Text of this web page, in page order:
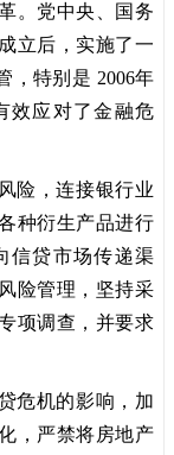
。党中央、国务
立后，实施了一
，特别是 2006年
效应对了金融危
，连接银行业
种衍生产品进行
信贷市场传递渠
险管理，坚持采
项调查，并要求
机的影响，加
，严禁将房地产